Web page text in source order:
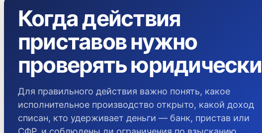
Когда действия
приставов нужно
проверять юридически
Для правильного действия важно понять, какое
исполнительное производство открыто, какой доход
списан, кто удерживает деньги — банк, пристав или